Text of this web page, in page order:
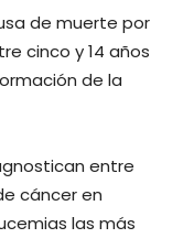
de muerte por
cinco y 14 años
de la
entre
cáncer en
las más